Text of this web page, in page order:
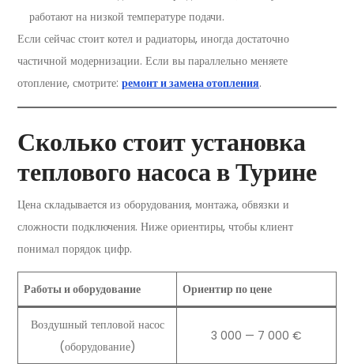
работают на низкой температуре подачи.
Если сейчас стоит котел и радиаторы, иногда достаточно
частичной модернизации. Если вы параллельно меняете
отопление, смотрите: ремонт и замена отопления.
Сколько стоит установка
теплового насоса в Турине
Цена складывается из оборудования, монтажа, обвязки и
сложности подключения. Ниже ориентиры, чтобы клиент
понимал порядок цифр.
Работы и оборудование Ориентир по цене
Воздушный тепловой насос
(оборудование)
3 000 — 7 000 €